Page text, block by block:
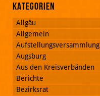
Kategorien
Allgäu
Allgemein
Aufstellungsversammlung
Augsburg
Aus den Kreisverbänden
Berichte
Bezirksrat